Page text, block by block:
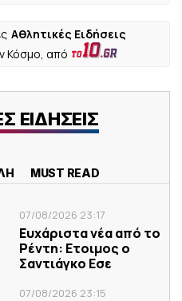
Αθλητικές Ειδήσεις
Κόσμο, από
ΕΙΔΗΣΕΙΣ
MUST READ
07/08/2026 23:17
Ευχάριστα νέα από το
Ρέντη: Ετοιμος ο
Σαντιάγκο Εσε
07/08/2026 23:15